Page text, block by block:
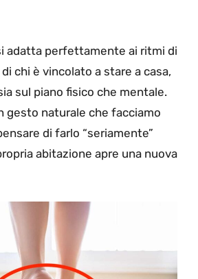
adatta perfettamente ai ritmi di
chi è vincolato a stare a casa,
sul piano fisico che mentale.
gesto naturale che facciamo
di farlo “seriamente”
abitazione apre una nuova